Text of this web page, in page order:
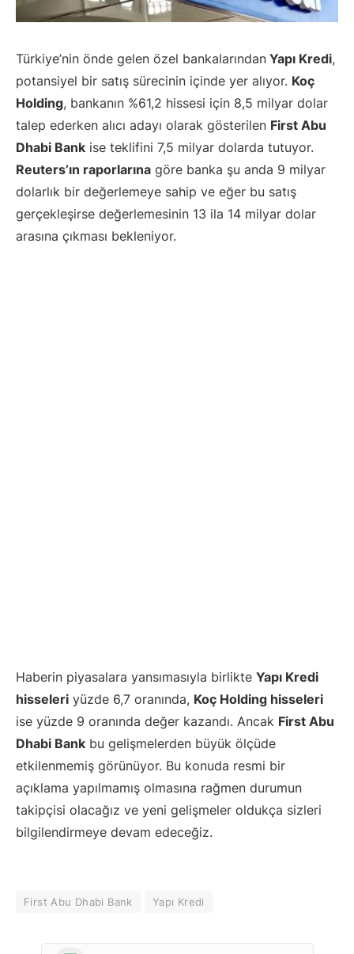
Türkiye’nin önde gelen özel bankalarından Yapı Kredi,
potansiyel bir satış sürecinin içinde yer alıyor. Koç
Holding, bankanın %61,2 hissesi için 8,5 milyar dolar
talep ederken alıcı adayı olarak gösterilen First Abu
Dhabi Bank ise teklifini 7,5 milyar dolarda tutuyor.
Reuters’ın raporlarına göre banka şu anda 9 milyar
dolarlık bir değerlemeye sahip ve eğer bu satış
gerçekleşirse değerlemesinin 13 ila 14 milyar dolar
arasına çıkması bekleniyor.
Haberin piyasalara yansımasıyla birlikte Yapı Kredi
hisseleri yüzde 6,7 oranında, Koç Holding hisseleri
ise yüzde 9 oranında değer kazandı. Ancak First Abu
Dhabi Bank bu gelişmelerden büyük ölçüde
etkilenmemiş görünüyor. Bu konuda resmi bir
açıklama yapılmamış olmasına rağmen durumun
takipçisi olacağız ve yeni gelişmeler oldukça sizleri
bilgilendirmeye devam edeceğiz.
First Abu Dhabi Bank Yapı Kredi